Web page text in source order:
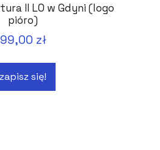
II LO w Gdyni (logo
pióro)
99,00 zł
zapisz się!